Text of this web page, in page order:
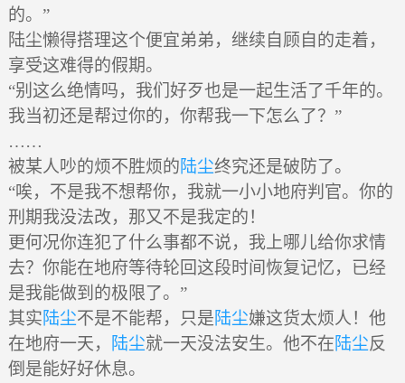
的。”
陆尘懒得搭理这个便宜弟弟，继续自顾自的走着，
享受这难得的假期。
“别这么绝情吗，我们好歹也是一起生活了千年的。
我当初还是帮过你的，你帮我一下怎么了？”
……
被某人吵的烦不胜烦的陆尘终究还是破防了。
“唉，不是我不想帮你，我就一小小地府判官。你的
刑期我没法改，那又不是我定的！
更何况你连犯了什么事都不说，我上哪儿给你求情
去？你能在地府等待轮回这段时间恢复记忆，已经
是我能做到的极限了。”
其实陆尘不是不能帮，只是陆尘嫌这货太烦人！他
在地府一天，
陆尘就一天没法安生。他不在陆尘反
倒是能好好休息。